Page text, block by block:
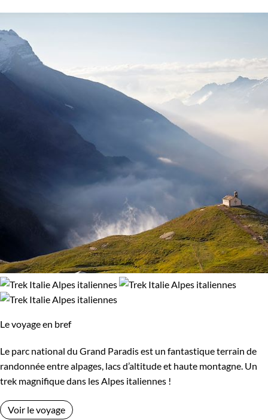
Montagne
98% de satisfaction
Randonnée
De 2 000 à 3 000 $CAD
Plus de 3 000 $CAD
Âge des enfants
Les 10/13 ans Les 14/16 ans
Environnement
Montagne
Le voyage en bref
Le parc national du Grand Paradis est un fantastique terrain de
randonnée entre alpages, lacs d’altitude et haute montagne. Un
trek magnifique dans les Alpes italiennes !
Voir le voyage